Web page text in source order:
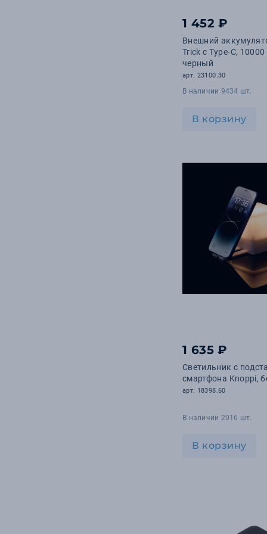
1 452 ₽
Внешний
Trick с Type-C,
черный
арт. 23100.30
В наличии 9434 шт.
В корзину
1 635 ₽
Светильник с
смартфона Knoppi,
арт. 18398.60
В наличии 2016 шт.
В корзину